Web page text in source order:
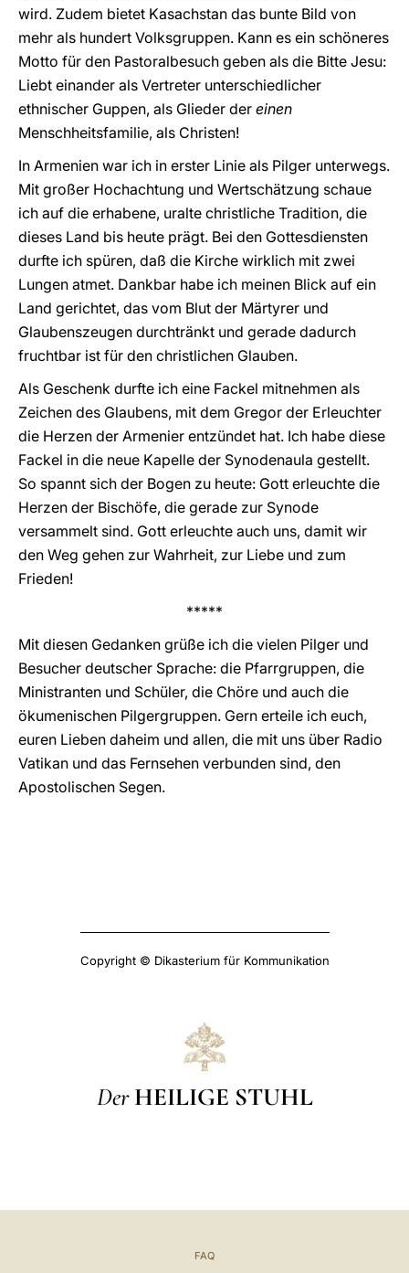
wird. Zudem bietet Kasachstan das bunte Bild von
mehr als hundert Volksgruppen. Kann es ein schöneres
Motto für den Pastoralbesuch geben als die Bitte Jesu:
Liebt einander als Vertreter unterschiedlicher
ethnischer Guppen, als Glieder der einen
Menschheitsfamilie, als Christen!
In Armenien war ich in erster Linie als Pilger unterwegs.
Mit großer Hochachtung und Wertschätzung schaue
ich auf die erhabene, uralte christliche Tradition, die
dieses Land bis heute prägt. Bei den Gottesdiensten
durfte ich spüren, daß die Kirche wirklich mit zwei
Lungen atmet. Dankbar habe ich meinen Blick auf ein
Land gerichtet, das vom Blut der Märtyrer und
Glaubenszeugen durchtränkt und gerade dadurch
fruchtbar ist für den christlichen Glauben.
Als Geschenk durfte ich eine Fackel mitnehmen als
Zeichen des Glaubens, mit dem Gregor der Erleuchter
die Herzen der Armenier entzündet hat. Ich habe diese
Fackel in die neue Kapelle der Synodenaula gestellt.
So spannt sich der Bogen zu heute: Gott erleuchte die
Herzen der Bischöfe, die gerade zur Synode
versammelt sind. Gott erleuchte auch uns, damit wir
den Weg gehen zur Wahrheit, zur Liebe und zum
Frieden!
*****
Mit diesen Gedanken grüße ich die vielen Pilger und
Besucher deutscher Sprache: die Pfarrgruppen, die
Ministranten und Schüler, die Chöre und auch die
ökumenischen Pilgergruppen. Gern erteile ich euch,
euren Lieben daheim und allen, die mit uns über Radio
Vatikan und das Fernsehen verbunden sind, den
Apostolischen Segen.
Copyright © Dikasterium für Kommunikation
Der HEILIGE STUHL
FAQ